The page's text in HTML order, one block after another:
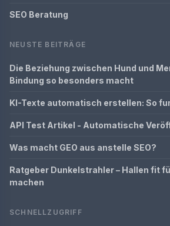
SEO Beratung
NEUSTE BEITRÄGE
Die Beziehung zwischen Hund und
Bindung so besonders macht
KI-Texte automatisch erstellen: So
API Test Artikel - Automatische
Was macht GEO aus anstelle SEO?
Ratgeber Dunkelstrahler – Hallen fit
machen
SCHNELLZUGRIFF